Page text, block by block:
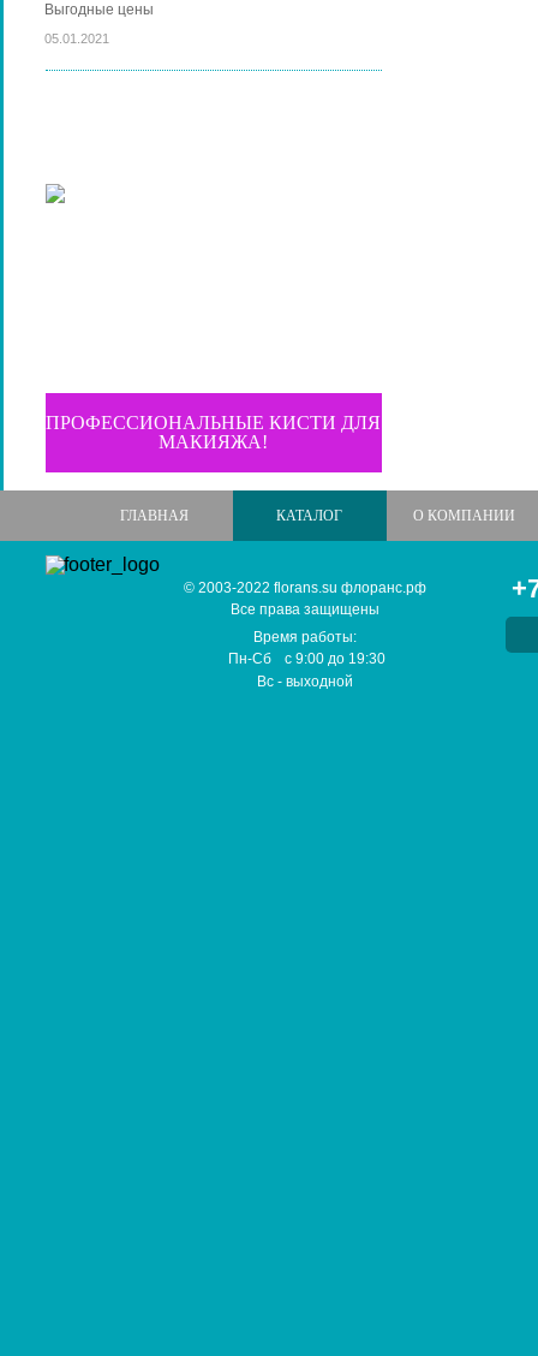
Выгодные цены
05.01.2021
ПРОФЕССИОНАЛЬНЫЕ КИСТИ ДЛЯ
МАКИЯЖА!
ГЛАВНАЯ КАТАЛОГ О КОМПАНИИ
© 2003-2022 florans.su флоранс.рф
Все права защищены
Время работы:
Пн-Сб
с9:00 до 19:30
Вс - выходной